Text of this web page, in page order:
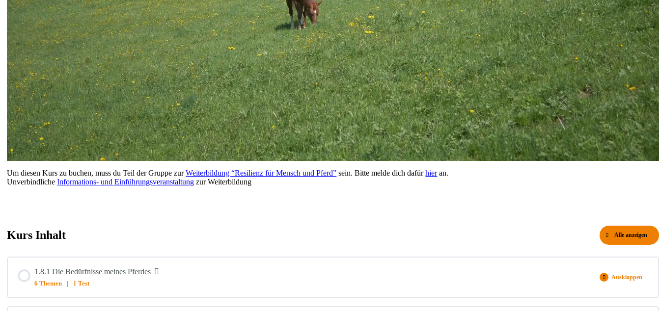
Um diesen Kurs zu buchen, muss du Teil der Gruppe zurWeiterbildung “Resilienz für Mensch und Pferd” sein. Bitte melde dich dafürhieran.
UnverbindlicheInformations- und Einführungsveranstaltung zur Weiterbildung
Kurs Inhalt Alle anzeigen
Lektionen
1.8.1 Die Bedürfnisse meines Pferdes
6 Themen | 1 Test
Ausklappen